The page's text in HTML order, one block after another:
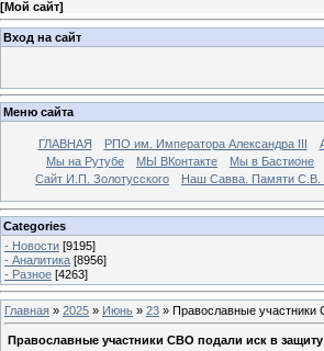
[Мой сайт]
Вход на сайт
Меню сайта
ГЛАВНАЯ РПО им. Императора Александра III
Мы на Рутубе
МЫ ВКонтакте Мы в Бастионе
Сайт И.П. Золотусского
Наш Савва. Памяти
Categories
- Новости [9195]
- Аналитика [8956]
- Разное [4263]
Главная » 2025 » Июнь » 23 » Православные
Православные участники СВО подали иск в